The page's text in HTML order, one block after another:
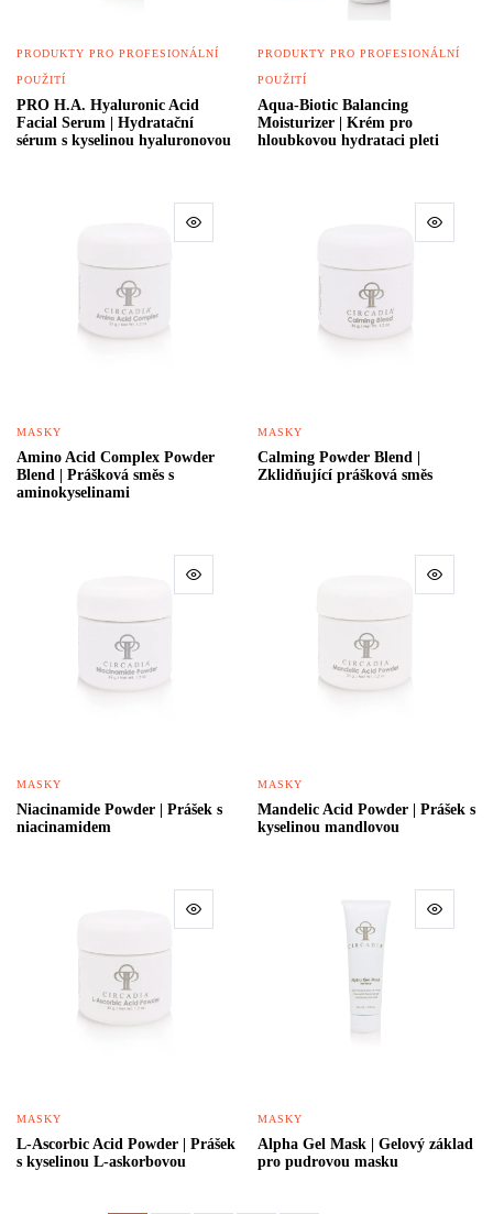
PRODUKTY PRO PROFESIONÁLNÍ
POUŽITÍ
PRO H.A. Hyaluronic Acid
Facial Serum | Hydratační
sérum s kyselinou hyaluronovou
PRODUKTY PRO PROFESIONÁLNÍ
POUŽITÍ
Aqua-Biotic Balancing
Moisturizer | Krém pro
hloubkovou hydrataci pleti
MASKY
Amino Acid Complex Powder
Blend | Prášková směs s
aminokyselinami
MASKY
Calming Powder Blend |
Zklidňující prášková směs
MASKY
Niacinamide Powder | Prášek s
niacinamidem
MASKY
Mandelic Acid Powder | Prášek s
kyselinou mandlovou
MASKY
L-Ascorbic Acid Powder | Prášek
s kyselinou L-askorbovou
MASKY
Alpha Gel Mask | Gelový základ
pro pudrovou masku